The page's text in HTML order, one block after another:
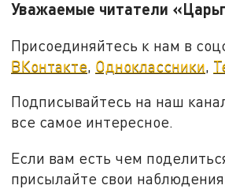
Уважаемые читатели
Присоединяйтесь к нам в
ВКонтакте, Одноклассники,
Подписывайтесь на наш
все самое интересное.
Если вам есть чем
присылайте свои